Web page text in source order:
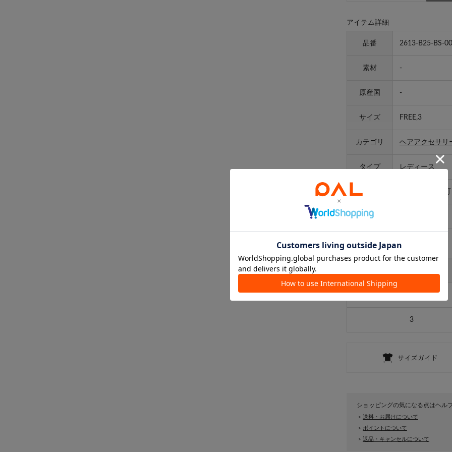
アイテム詳細
品番 2613-B25-BS-
素材 -
原産国 -
サイズ FREE,3
カテゴリ ヘアアクセサリ
タイプ レディース
ギフト 不可
取り扱い
アイテムサイズ
FREE
3
ショッピングの気になる点はヘル
> 送料・お届けについて
> ポイントについて
> 返品・キャンセルについて